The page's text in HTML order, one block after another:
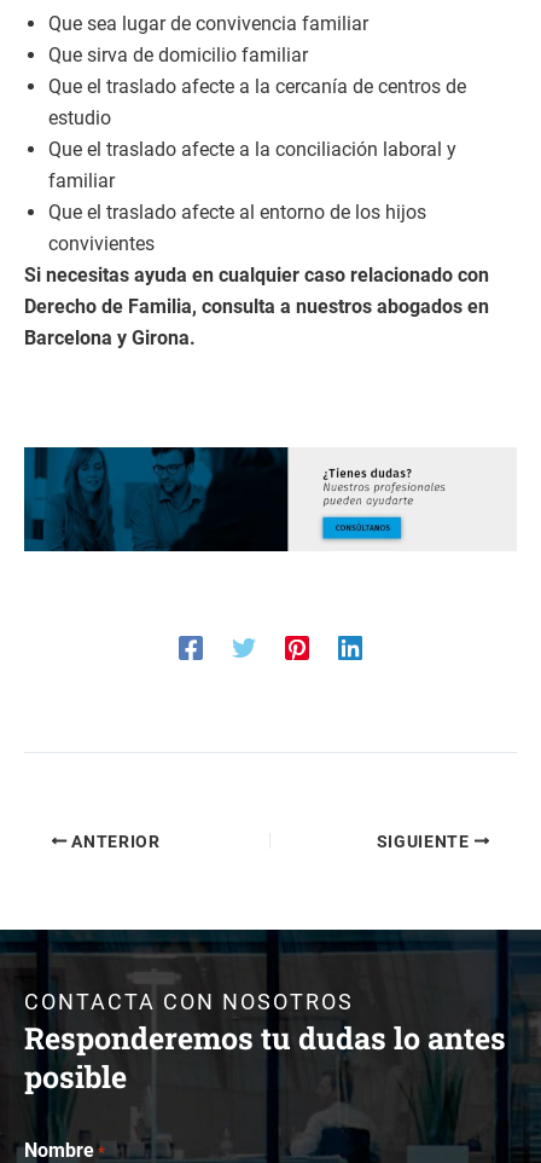
Que sea lugar de convivencia familiar
Que sirva de domicilio familiar
Que el traslado afecte a la cercanía de centros de
estudio
Que el traslado afecte a la conciliación laboral y
familiar
Que el traslado afecte al entorno de los hijos
convivientes
Si necesitas ayuda en cualquier caso relacionado con
Derecho de Familia, consulta a nuestros abogados en
Barcelona y Girona.
ANTERIOR SIGUIENTE
CONTACTA CON NOSOTROS
Responderemos tu dudas lo antes
posible
Nombre *